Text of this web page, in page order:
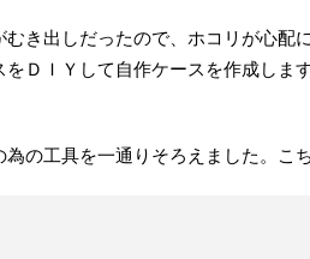
むき出しだったので、ホコリが心配
をＤＩＹして自作ケースを作成しま
の工具を一通りそろえました。こ